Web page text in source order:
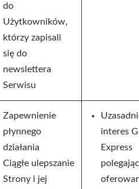
do
Użytkowników,
którzy zapisali
się do
newslettera
Serwisu
Zapewnienie
płynnego
działania
Ciągłe ulepszanie
Strony i jej
interes
Express